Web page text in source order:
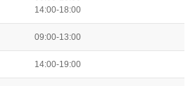
14:00-18:00
09:00-13:00
14:00-19:00